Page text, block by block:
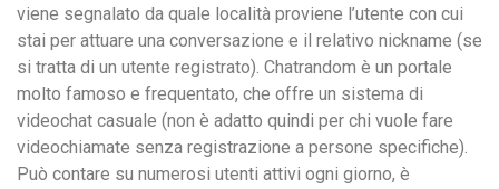
viene segnalato da quale località proviene l’utente con cui
stai per attuare una conversazione e il relativo nickname (se
si tratta di un utente registrato). Chatrandom è un portale
molto famoso e frequentato, che offre un sistema di
videochat casuale (non è adatto quindi per chi vuole fare
videochiamate senza registrazione a persone specifiche).
Può contare su numerosi utenti attivi ogni giorno, è